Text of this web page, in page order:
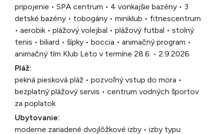
pripojenie • SPA centrum • 4 vonkajšie bazény • 3
detské bazény • tobogány • miniklub • fitnescentrum
• aerobik • plážový volejbal • plážový futbal • stolný
tenis • biliard • šípky • boccia • animačný program •
animačný tím Klub Leto v termíne 28.6. - 2.9.2026
Pláž:
pekná piesková pláž • pozvoľný vstup do mora •
bezplatný plážový servis • centrum vodných športov
za poplatok
Ubytovanie:
moderne zariadené dvojlôžkové izby • izby typu